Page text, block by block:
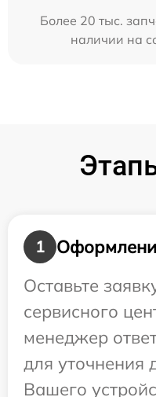
Более 20 тыс.
наличии на
1
Оставьте
сервисного
менеджер
для уточнения
Вашего